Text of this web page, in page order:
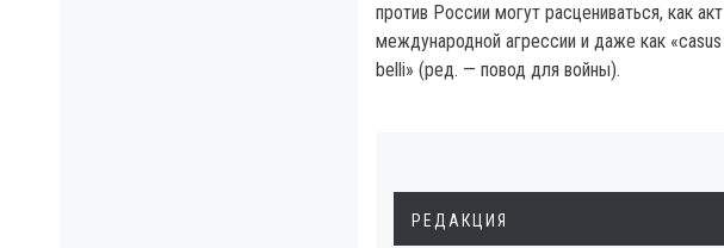
против России могут расцениваться, как акт
международной агрессии и даже как «casus
belli» (ред. — повод для войны).
РЕДАКЦИЯ